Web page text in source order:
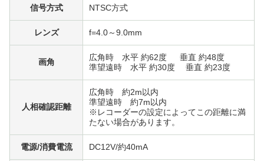
信号方式 NTSC方式
レンズ f=4.0～9.0mm
画角
広角時 水平 約62度 垂直 約48度
準望遠時 水平 約30度 垂直 約23度
人相確認距離
広角時 約2m以内
準望遠時 約7m以内
※レコーダーの設定によってこの距離に満
たない場合があります。
電源/消費電流 DC12V/約40mA